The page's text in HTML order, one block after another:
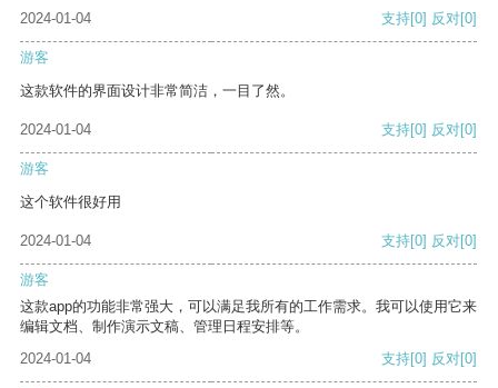
2024-01-04 支持[0] 反对[0]
游客
这款软件的界面设计非常简洁，一目了然。
2024-01-04 支持[0] 反对[0]
游客
这个软件很好用
2024-01-04 支持[0] 反对[0]
游客
这款app的功能非常强大，可以满足我所有的工作需求。我可以使用它来
编辑文档、制作演示文稿、管理日程安排等。
2024-01-04
支持[0] 反对[0]